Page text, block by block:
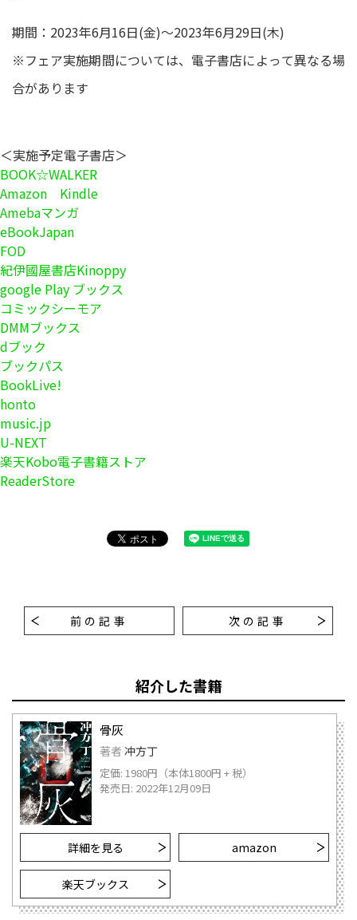
期間：2023年6月16日(金)～2023年6月29日(木)
※フェア実施期間については、電子書店によって異なる場
合があります
＜実施予定電子書店＞
BOOK☆WALKER
Amazon Kindle
Amebaマンガ
eBookJapan
FOD
紀伊國屋書店Kinoppy
google Play ブックス
コミックシーモア
DMMブックス
dブック
ブックパス
BookLive!
honto
music.jp
U-NEXT
楽天Kobo電子書籍ストア
ReaderStore
前の記事 次の記事
紹介した書籍
骨灰
著者 冲方丁
定価: 1980円（本体1800円 + 税）
発売日: 2022年12月09日
詳細を見る amazon
楽天ブックス